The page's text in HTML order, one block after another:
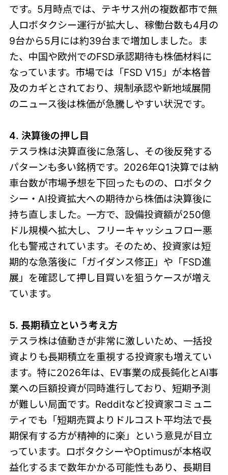
です。5月時点では、テキサス州の複数都市で無
人ロボタクシー運行が拡大し、稼働台数も4月の
9台から5月には約39台まで増加しました。ま
た、中国や欧州でのFSD承認期待も株価材料に
なっています。市場では「FSD V15」が本格普
及のカギとされており、規制承認や新地域展開
のニュース後は株価が急騰しやすい状況です。
4. 決算後の押し目
テスラ株は決算直後に急落し、その後反発する
パターンも多い銘柄です。2026年Q1決算では納
車台数が市場予想を下回ったものの、ロボタク
シー・AI投資拡大への期待から株価は決算後に
持ち直しました。一方で、設備投資額が250億
ドル規模へ拡大し、フリーキャッシュフロー悪
化も警戒されています。そのため、投資家は短
期的な急落後に「ガイダンス修正」や「FSD進
展」を確認して押し目買いを狙うケースが増え
ています。
5. 長期積立という考え方
テスラ株は値動きが非常に激しいため、一括投
資よりも長期積立を重視する投資家も増えてい
ます。特に2026年は、EV事業の成長鈍化とAI事
業への巨額投資が同時進行しており、短期予測
が難しい局面です。Redditなど投資家コミュニ
ティでも「短期売買よりドルコスト平均法で長
期保有する方が精神的に楽」という意見が目立
っています。ロボタクシーやOptimusが本格収
益化するまで数年かかる可能性もあり、長期目